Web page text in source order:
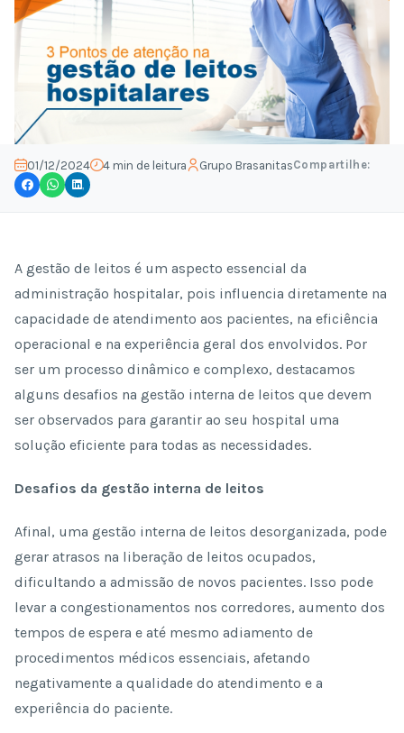
01/12/2024 4 min de leitura Grupo BrasanitasCompartilhe:
A gestão de leitos é um aspecto essencial da
administração hospitalar, pois influencia diretamente na
capacidade de atendimento aos pacientes, na eficiência
operacional e na experiência geral dos envolvidos. Por
ser um processo dinâmico e complexo, destacamos
alguns desafios na gestão interna de leitos que devem
ser observados para garantir ao seu hospital uma
solução eficiente para todas as necessidades.
Desafios da gestão interna de leitos
Afinal, uma gestão interna de leitos desorganizada, pode
gerar atrasos na liberação de leitos ocupados,
dificultando a admissão de novos pacientes. Isso pode
levar a congestionamentos nos corredores, aumento dos
tempos de espera e até mesmo adiamento de
procedimentos médicos essenciais, afetando
negativamente a qualidade do atendimento e a
experiência do paciente.